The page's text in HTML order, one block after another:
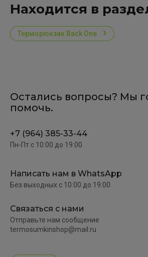
Находится в
Терморюкзак Back One
Остались вопросы? Мы
помочь.
+7 (964) 385-33-44
Пн-Пт c 10:00 до 19:00
Написать нам в WhatsApp
Без выходных c 10:00 до 19:00
Связаться с нами
Отправьте нам сообщение
termosumkinshop@mail.ru